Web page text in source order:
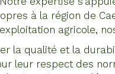
à la région de
agricole,
la qualité et la
leur respect des